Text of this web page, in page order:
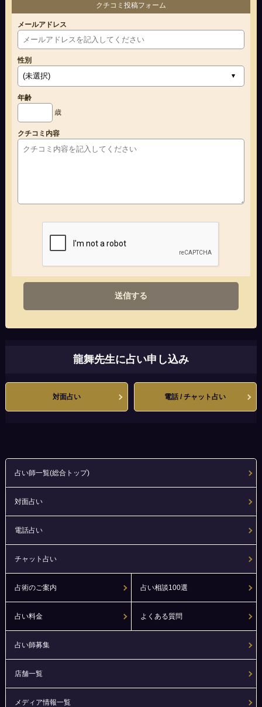
クチコミ投稿フォーム
メールアドレス
性別
年齢
歳
クチコミ内容
送信する
龍舞先生に占い申し込み
対面占い 電話 / チャット占い
占い師一覧(総合トップ)
対面占い
電話占い
チャット占い
占術のご案内 占い相談100選
占い料金 よくある質問
占い師募集
店舗一覧
メディア情報一覧